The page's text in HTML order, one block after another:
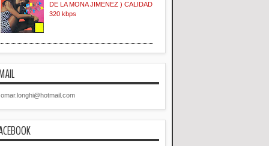
DE LA MONA JIMENEZ ) CALIDAD
320 kbps
omar.longhi@hotmail.com